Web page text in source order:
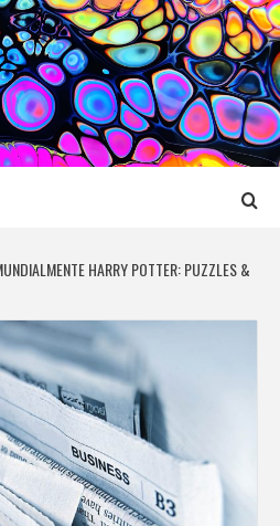
MEDIA
HARRY POTTER: PUZZLES &